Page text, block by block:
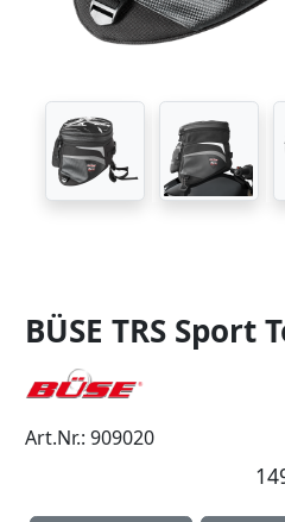
BÜSE TRS Sport
Art.Nr.: 909020